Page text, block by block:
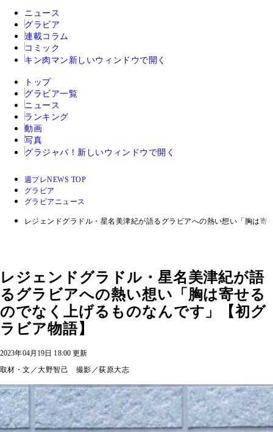
ニュース
グラビア
連載コラム
コミック
キン肉マン 新しいウィンドウで開く
トップ
グラビア一覧
ニュース
ランキング
動画
写真
グラジャパ！ 新しいウィンドウで開く
週プレNEWS TOP
グラビア
グラビアニュース
レジェンドグラドル・星名美津紀が語るグラビアへの熱い想い「胸は
レジェンドグラドル・星名美津紀が語
るグラビアへの熱い想い「胸は寄せる
のでなく上げるものなんです」【初グ
ラビア物語】
2023年04月19日 18:00 更新
取材・文／大野智己 撮影／荻原大志